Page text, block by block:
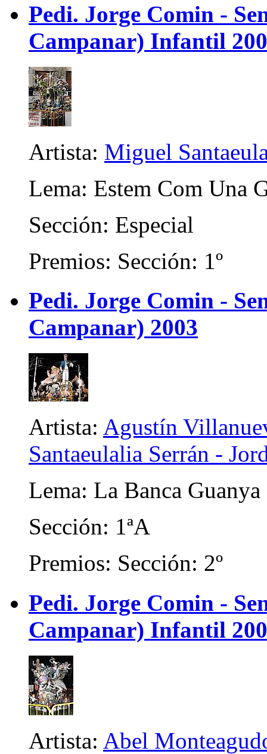
Pedi. Jorge Comin -
Campanar) Infantil
Artista: Miguel
Lema: Estem Com Una
Sección: Especial
Premios: Sección: 1º
Pedi. Jorge Comin -
Campanar) 2003
Artista: Agustín
Santaeulalia Serrán -
Lema: La Banca Guanya
Sección: 1ªA
Premios: Sección: 2º
Pedi. Jorge Comin -
Campanar) Infantil
Artista: Abel